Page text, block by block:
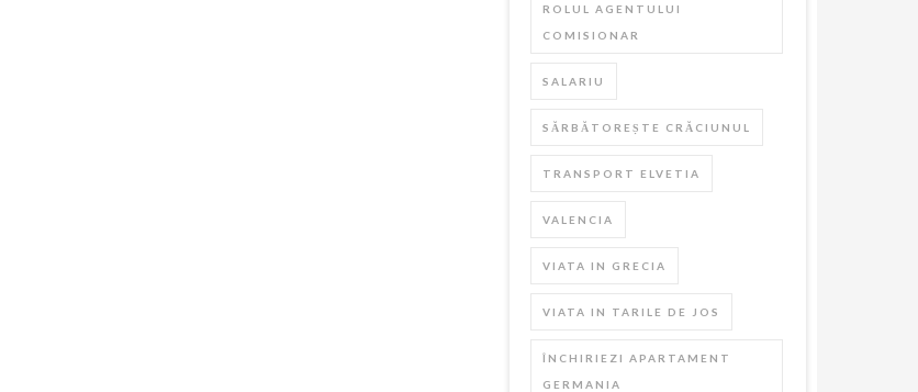
ROLUL AGENTULUI
COMISIONAR
SALARIU
SĂRBĂTOREȘTE CRĂCIUNUL
TRANSPORT ELVETIA
VALENCIA
VIATA IN GRECIA
VIATA IN TARILE DE JOS
ÎNCHIRIEZI APARTAMENT
GERMANIA